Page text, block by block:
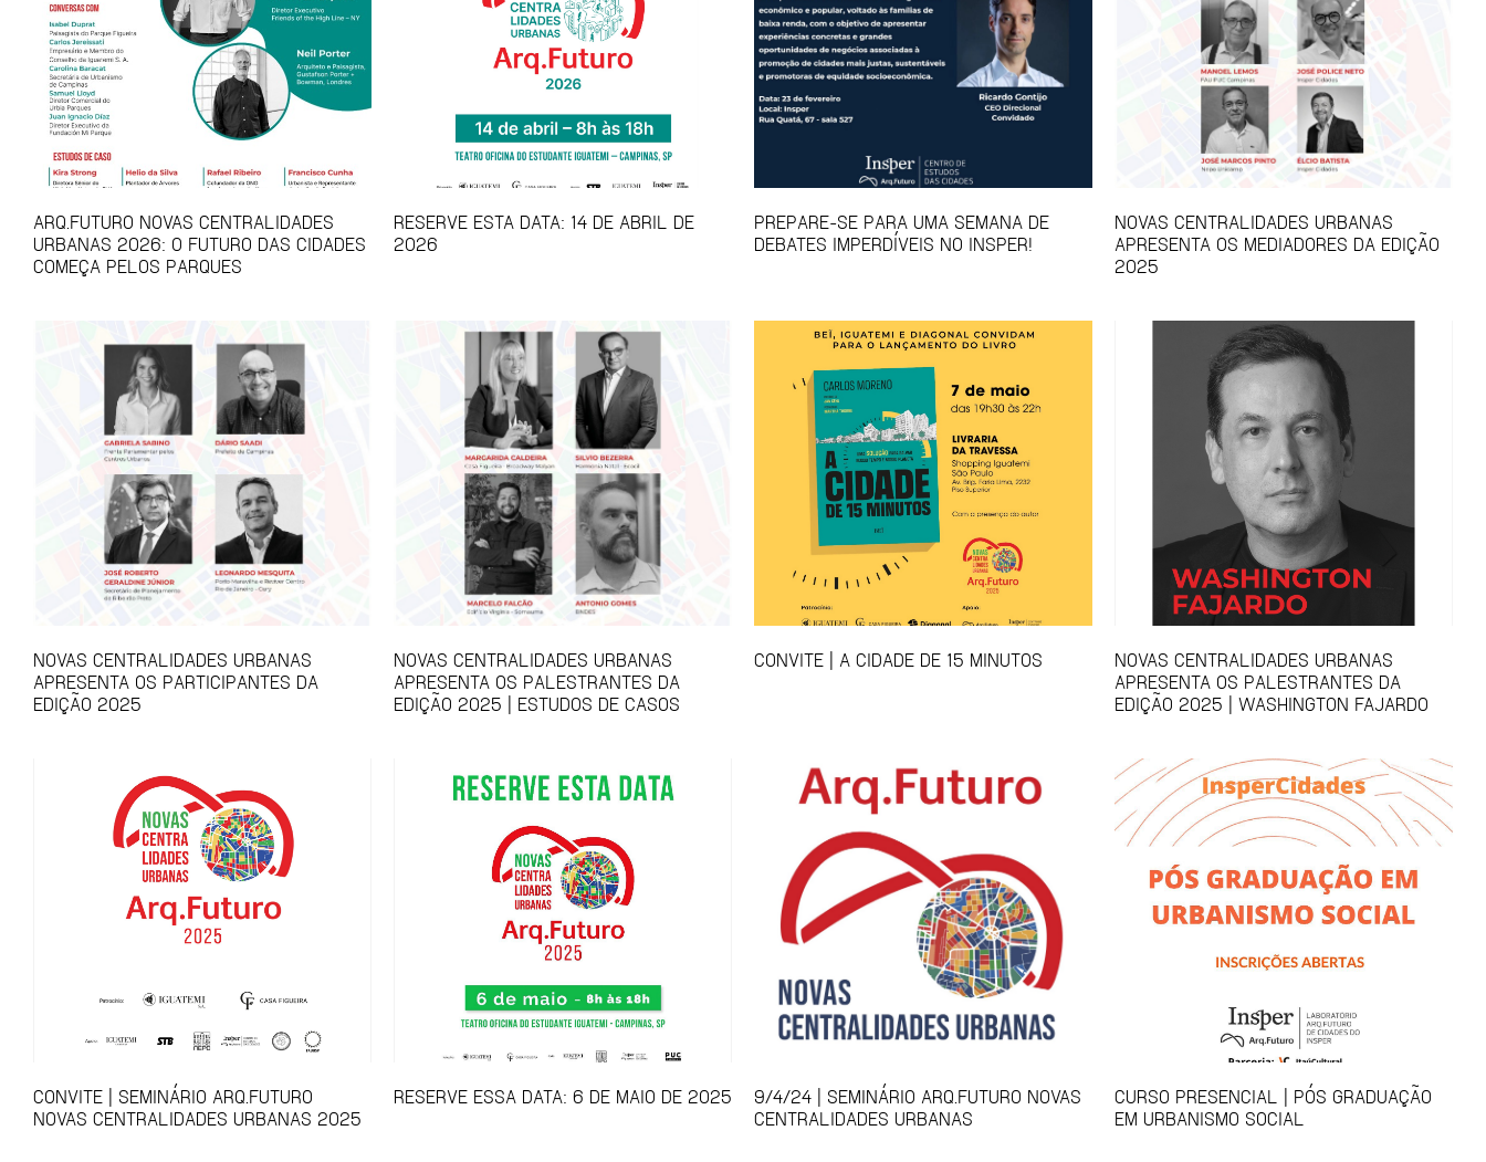
ARQ.FUTURO NOVAS CENTRALIDADES
URBANAS 2026: O FUTURO DAS CIDADES
COMEÇA PELOS PARQUES
RESERVE ESTA DATA: 14 DE ABRIL DE
2026
PREPARE-SE PARA UMA SEMANA DE
DEBATES IMPERDÍVEIS NO INSPER!
NOVAS CENTRALIDADES URBANAS
APRESENTA OS MEDIADORES DA EDIÇÃO
2025
NOVAS CENTRALIDADES URBANAS
APRESENTA OS PARTICIPANTES DA
EDIÇÃO 2025
NOVAS CENTRALIDADES URBANAS
APRESENTA OS PALESTRANTES DA
EDIÇÃO 2025 | ESTUDOS DE CASOS
CONVITE | A CIDADE DE 15 MINUTOS
NOVAS CENTRALIDADES URBANAS
APRESENTA OS PALESTRANTES DA
EDIÇÃO 2025 | WASHINGTON FAJARDO
CONVITE | SEMINÁRIO ARQ.FUTURO
NOVAS CENTRALIDADES URBANAS 2025
RESERVE ESSA DATA: 6 DE MAIO DE 2025
9/4/24 | SEMINÁRIO ARQ.FUTURO NOVAS
CENTRALIDADES URBANAS
CURSO PRESENCIAL | PÓS GRADUAÇÃO
EM URBANISMO SOCIAL